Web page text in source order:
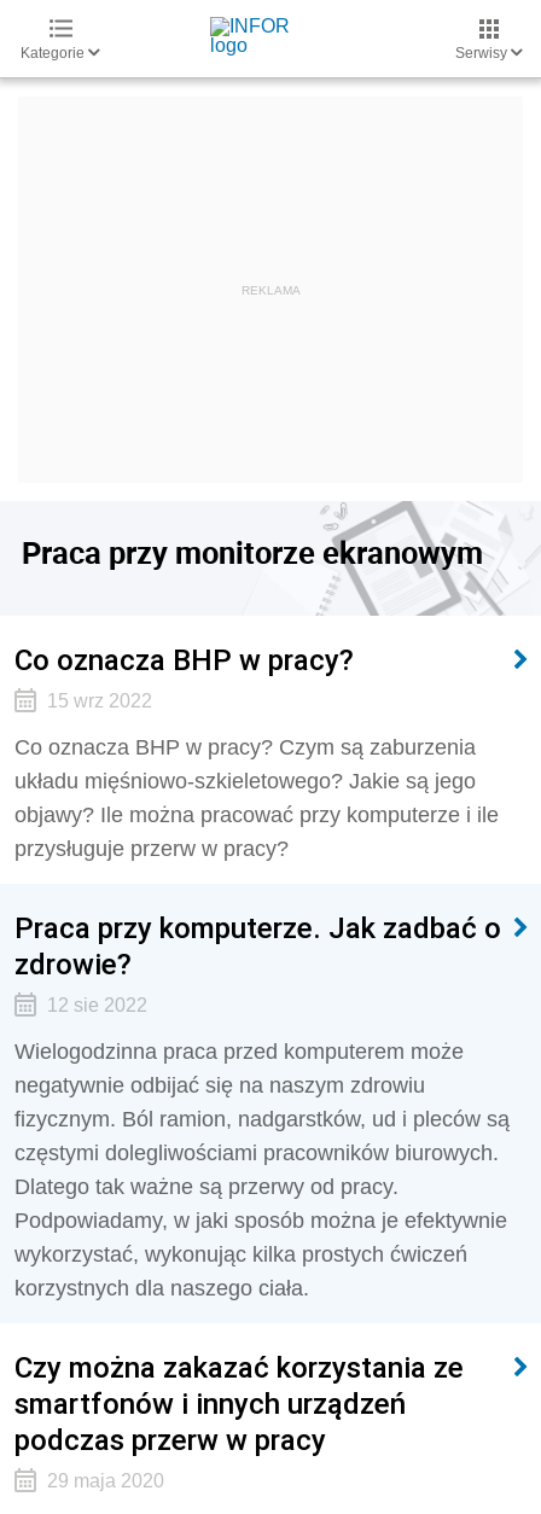
Kategorie Serwisy
Praca przy monitorze ekranowym
Co oznacza BHP w pracy?
15 wrz 2022
Co oznacza BHP w pracy? Czym są zaburzenia
układu mięśniowo-szkieletowego? Jakie są jego
objawy? Ile można pracować przy komputerze i ile
przysługuje przerw w pracy?
Praca przy komputerze. Jak zadbać o
zdrowie?
12 sie 2022
Wielogodzinna praca przed komputerem może
negatywnie odbijać się na naszym zdrowiu
fizycznym. Ból ramion, nadgarstków, ud i pleców są
częstymi dolegliwościami pracowników biurowych.
Dlatego tak ważne są przerwy od pracy.
Podpowiadamy, w jaki sposób można je efektywnie
wykorzystać, wykonując kilka prostych ćwiczeń
korzystnych dla naszego ciała.
Czy można zakazać korzystania ze
smartfonów i innych urządzeń
podczas przerw w pracy
29 maja 2020